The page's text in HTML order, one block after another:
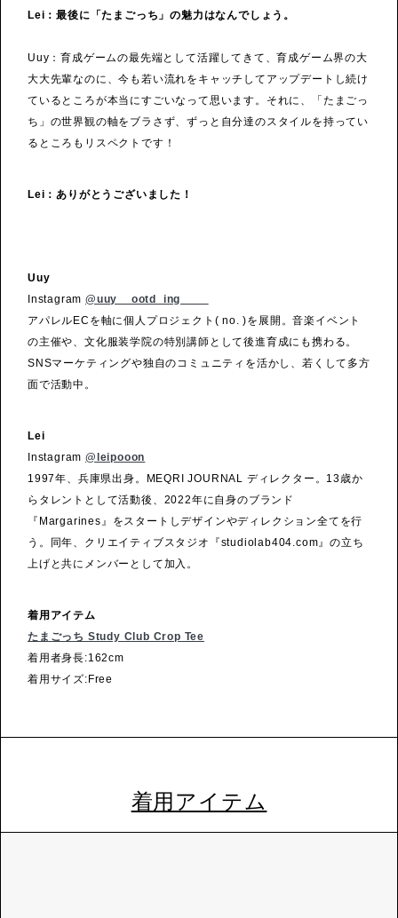
Lei：最後に「たまごっち」の魅力はなんでしょう。
Uuy：育成ゲームの最先端として活躍してきて、育成ゲーム界の大
大大先輩なのに、今も若い流れをキャッチしてアップデートし続け
ているところが本当にすごいなって思います。それに、「たまごっ
ち」の世界観の軸をブラさず、ずっと自分達のスタイルを持ってい
るところもリスペクトです！
Lei：ありがとうございました！
Uuy
Instagram @uuy__ootd_ing____
アパレルECを軸に個人プロジェクト( no. )を展開。音楽イベント
の主催や、文化服装学院の特別講師として後進育成にも携わる。
SNSマーケティングや独自のコミュニティを活かし、若くして多方
面で活動中。
Lei
Instagram @leipooon
1997年、兵庫県出身。MEQRI JOURNAL ディレクター。13歳か
らタレントとして活動後、2022年に自身のブランド
『Margarines』をスタートしデザインやディレクション全てを行
う。同年、クリエイティブスタジオ『studiolab404.com』の立ち
上げと共にメンバーとして加入。
着用アイテム
たまごっち Study Club Crop Tee
着用者身長:162cm
着用サイズ:Free
着用アイテム